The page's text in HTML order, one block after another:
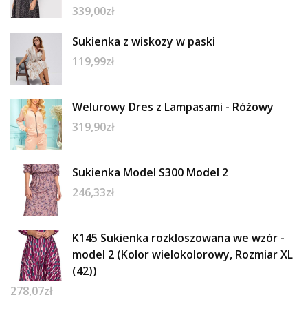
339,00zł
Sukienka z wiskozy w paski
119,99zł
Welurowy Dres z Lampasami - Różowy
319,90zł
Sukienka Model S300 Model 2
246,33zł
K145 Sukienka rozkloszowana we wzór -
model 2 (Kolor wielokolorowy, Rozmiar XL
(42))
278,07zł